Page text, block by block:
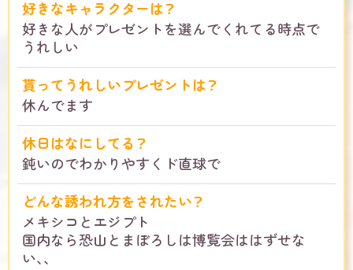
好きなキャラクターは？
好きな人がプレゼントを選んでくれてる時点で
うれしい
貰ってうれしいプレゼントは？
休んでます
休日はなにしてる？
鈍いのでわかりやすくド直球で
どんな誘われ方をされたい？
メキシコとエジプト
国内なら恐山とまぼろしは博覧会ははずせな
い､､